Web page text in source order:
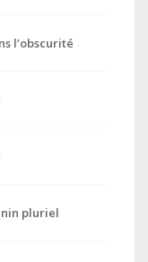
l’obscurité
pluriel